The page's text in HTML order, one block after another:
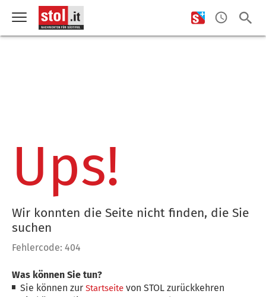
Ups!
Wir konnten die Seite nicht finden, die Sie
suchen
Fehlercode: 404
Was können Sie tun?
Sie können zurStartseite von STOL zurückkehren